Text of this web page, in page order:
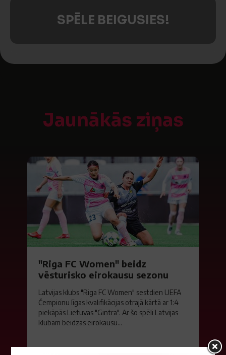
SPĒLE BEIGUSIES!
Jaunākās ziņas
"Riga FC Women" beidz
vēsturisko eirokausu sezonu
Latvijas klubs "Riga FC Women" sestdien UEFA
Čempionu līgas kvalifikācijas otrajā kārtā ar 1:4
piekāpās Lietuvas "Gintra". Ar šo spēli Latvijas
klubam beidzās eirokausu...